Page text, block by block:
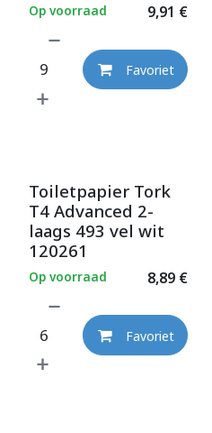
9,91 €
Op voorraad
Favoriet
Toiletpapier Tork
T4 Advanced 2-
laags 493 vel wit
120261
8,89€
Op voorraad
Favoriet